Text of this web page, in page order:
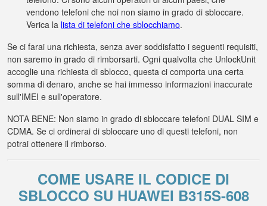
vendono telefoni che noi non siamo in grado di sbloccare.
Verica la lista di telefoni che sblocchiamo.
Se ci farai una richiesta, senza aver soddisfatto i seguenti requisiti,
non saremo in grado di rimborsarti. Ogni qualvolta che UnlockUnit
accoglie una richiesta di sblocco, questa ci comporta una certa
somma di denaro, anche se hai immesso informazioni inaccurate
sull'IMEI e sull'operatore.
NOTA BENE: Non siamo in grado di sbloccare telefoni DUAL SIM e
CDMA. Se ci ordinerai di sbloccare uno di questi telefoni, non
potrai ottenere il rimborso.
COME USARE IL CODICE DI
SBLOCCO SU HUAWEI B315S-608